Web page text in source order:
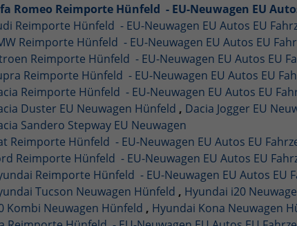
Romeo Reimporte Hünfeld - EU-Neuwagen EU
Reimporte Hünfeld - EU-Neuwagen EU Autos EU
Reimporte Hünfeld - EU-Neuwagen EU Autos EU
Reimporte Hünfeld - EU-Neuwagen EU Autos EU
Reimporte Hünfeld - EU-Neuwagen EU Autos EU
Reimporte Hünfeld - EU-Neuwagen EU Autos EU
Duster EU Neuwagen Hünfeld , Dacia Jogger EU
Sandero Stepway EU Neuwagen
Reimporte Hünfeld - EU-Neuwagen EU Autos EU
Reimporte Hünfeld - EU-Neuwagen EU Autos EU
Reimporte Hünfeld - EU-Neuwagen EU Autos EU
Tucson Neuwagen Hünfeld , Hyundai i20
Kombi Neuwagen Hünfeld , Hyundai Kona Neuwagen